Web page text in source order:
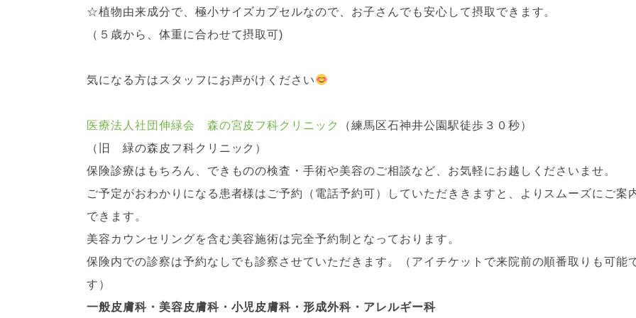
☆植物由来成分で、極小サイズカプセルなので、お子さんでも安心して摂取できます。
（５歳から、体重に合わせて摂取可)
気になる方はスタッフにお声がけください
医療法人社団伸緑会 森の宮皮フ科クリニック
（練馬区石神井公園駅徒歩３０秒）
（旧 緑の森皮フ科クリニック）
保険診療はもちろん、できものの検査・手術や美容のご相談など、お気軽にお越しくださいませ。
ご予定がおわかりになる患者様はご予約（電話予約可）していただききますと、よりスムーズにご案
できます。
美容カウンセリングを含む美容施術は完全予約制となっております。
保険内での診察は予約なしでも診察させていただきます。（アイチケットで来院前の順番取りも可能
す）
一般皮膚科・美容皮膚科・小児皮膚科・形成外科・アレルギー科